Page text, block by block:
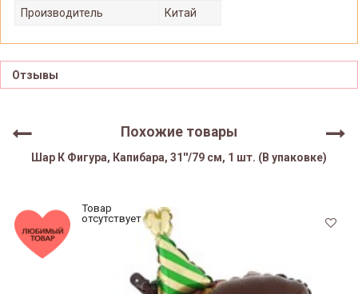
Производитель
Китай
Отзывы
Похожие товары
Шар К Фигура, Капибара, 31''/79 см, 1 шт. (В упаковке)
Товар
отсутствует